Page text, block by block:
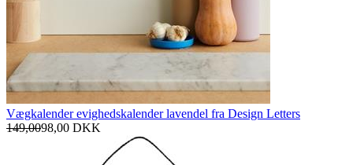
Vægkalender evighedskalender lavendel fra Design Letters
149,0098,00 DKK